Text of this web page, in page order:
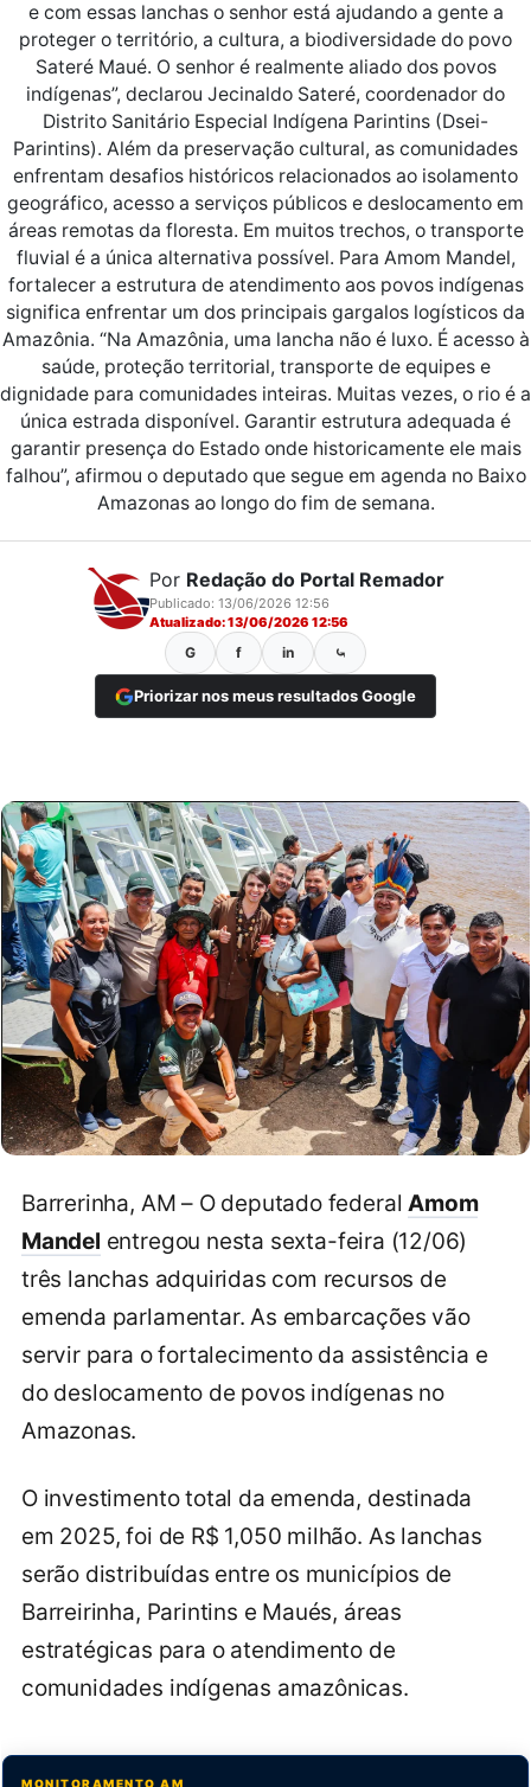
e com essas lanchas o senhor está ajudando a gente a
proteger o território, a cultura, a biodiversidade do povo
Sateré Maué. O senhor é realmente aliado dos povos
indígenas”, declarou Jecinaldo Sateré, coordenador do
Distrito Sanitário Especial Indígena Parintins (Dsei-
Parintins). Além da preservação cultural, as comunidades
enfrentam desafios históricos relacionados ao isolamento
geográfico, acesso a serviços públicos e deslocamento em
áreas remotas da floresta. Em muitos trechos, o transporte
fluvial é a única alternativa possível. Para Amom Mandel,
fortalecer a estrutura de atendimento aos povos indígenas
significa enfrentar um dos principais gargalos logísticos da
Amazônia. “Na Amazônia, uma lancha não é luxo. É acesso à
saúde, proteção territorial, transporte de equipes e
dignidade para comunidades inteiras. Muitas vezes, o rio é a
única estrada disponível. Garantir estrutura adequada é
garantir presença do Estado onde historicamente ele mais
falhou”, afirmou o deputado que segue em agenda no Baixo
Amazonas ao longo do fim de semana.
Por Redação do Portal Remador
Publicado: 13/06/2026 12:56
Atualizado: 13/06/2026 12:56
G f in ⤿
Priorizar nos meus resultados Google
Barrerinha, AM – O deputado federalAmom
Mandel entregou nesta sexta-feira (12/06)
três lanchas adquiridas com recursos de
emenda parlamentar. As embarcações vão
servir para o fortalecimento da assistência e
do deslocamento de povos indígenas no
Amazonas.
O investimento total da emenda, destinada
em 2025, foi de R$ 1,050 milhão. As lanchas
serão distribuídas entre os municípios de
Barreirinha, Parintins e Maués, áreas
estratégicas para o atendimento de
comunidades indígenas amazônicas.
MONITORAMENTO AM